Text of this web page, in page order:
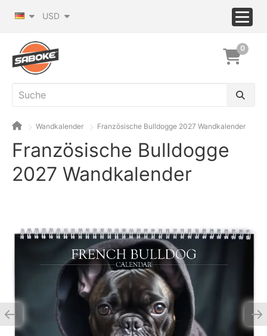
USD
0
Wandkalender Französische Bulldogge 2027 Wandkalender
Französische Bulldogge
2027 Wandkalender